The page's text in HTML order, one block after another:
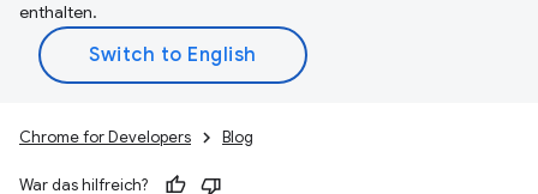
enthalten.
Chrome for Developers Blog
War das hilfreich?